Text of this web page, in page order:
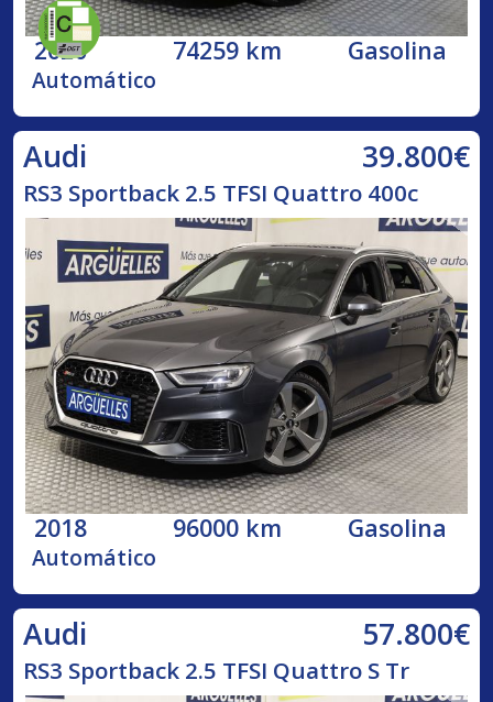
2020 74259 km Gasolina
Automático
Audi 39.800€
RS3 Sportback 2.5 TFSI Quattro 400c
2018 96000 km Gasolina
Automático
Audi 57.800€
RS3 Sportback 2.5 TFSI Quattro S Tr